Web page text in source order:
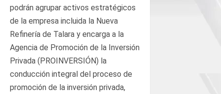
podrán agrupar activos estratégicos
de la empresa incluida la Nueva
Refinería de Talara y encarga a la
Agencia de Promoción de la Inversión
Privada (PROINVERSIÓN) la
conducción integral del proceso de
promoción de la inversión privada,